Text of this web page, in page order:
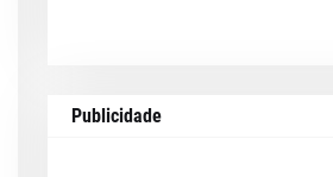
Publicidade